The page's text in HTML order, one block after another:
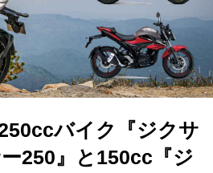
バイク『ジクサ
250』と150cc『ジ